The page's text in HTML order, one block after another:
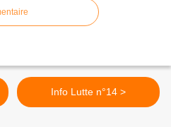
Info Lutte n°14 >